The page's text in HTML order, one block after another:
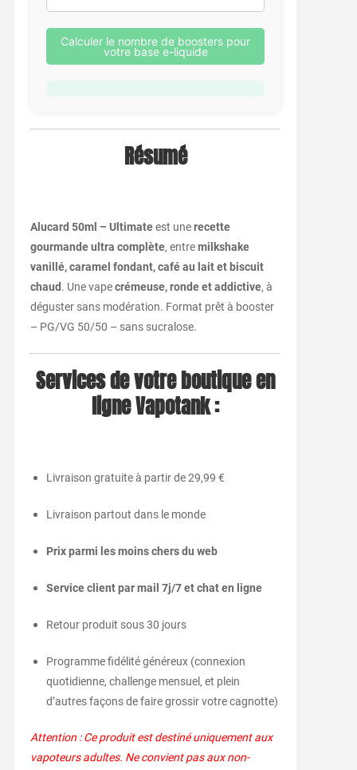
Calculer le nombre de boosters pour
votre base e-liquide
Résumé
Alucard 50ml – Ultimateest unerecette
gourmande ultra complète, entremilkshake
vanillé, caramel fondant, café au lait et biscuit
chaud. Une vapecrémeuse, ronde et addictive, à
déguster sans modération. Format prêt à booster
– PG/VG 50/50 – sans sucralose.
Services de votre boutique en
ligne Vapotank :
Livraison gratuite à partir de 29,99 €
Livraison partout dans le monde
Prix parmi les moins chers du web
Service client par mail 7j/7 et chat en ligne
Retour produit sous 30 jours
Programme fidélité généreux (connexion
quotidienne, challenge mensuel, et plein
d’autres façons de faire grossir votre cagnotte)
Attention : Ce produit est destiné uniquement aux
vapoteurs adultes. Ne convient pas aux non-